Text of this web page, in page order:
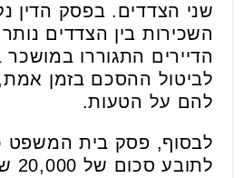
שני הצדדים. בפסק הדין
השכירות בין הצדדים
הדיירים התגוררו
לביטול ההסכם בזמן
להם על הטעות.
לבסוף, פסק בית המשפט